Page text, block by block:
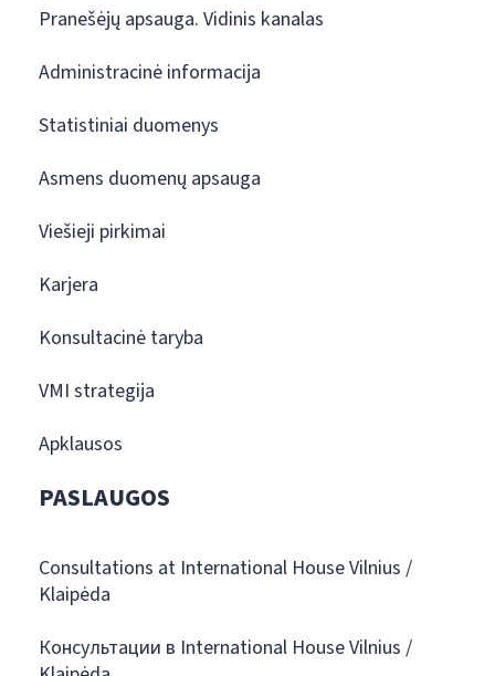
Pranešėjų apsauga. Vidinis kanalas
Administracinė informacija
Statistiniai duomenys
Asmens duomenų apsauga
Viešieji pirkimai
Karjera
Konsultacinė taryba
VMI strategija
Apklausos
PASLAUGOS
Consultations at International House Vilnius /
Klaipėda
Консультации в International House Vilnius /